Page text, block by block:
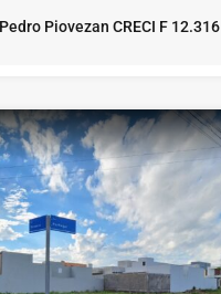
Piovezan CRECI F 12.316